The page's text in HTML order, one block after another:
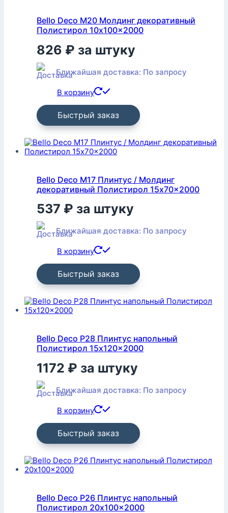
Bello Deco M20 Молдинг декоративный
Полистирол 10x100x2000
826 ₽ за штуку
Ближайшая доставка: По запросу
В корзину
Быстрый заказ
Bello Deco M17 Плинтус / Молдинг
декоративный Полистирол 15x70x2000
537 ₽ за штуку
Ближайшая доставка: По запросу
В корзину
Быстрый заказ
Bello Deco P28 Плинтус напольный
Полистирол 15x120x2000
1172 ₽ за штуку
Ближайшая доставка: По запросу
В корзину
Быстрый заказ
Bello Deco P26 Плинтус напольный
Полистирол 20x100x2000